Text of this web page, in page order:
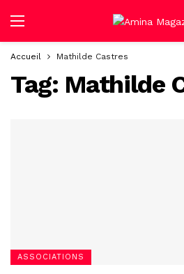
Accueil Mathilde Castres
Tag: Mathilde
ASSOCIATIONS